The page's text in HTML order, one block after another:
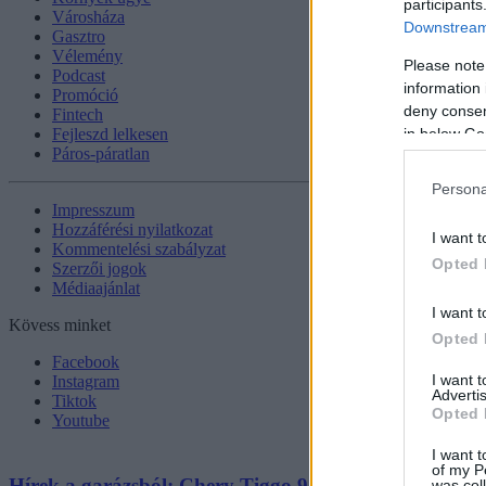
Please
information
deny
in below
I want
Opted
I want
Opted
I want
Opted
I want
of my
Városháza
Gasztro
Vélemény
Podcast
Promóció
Fintech
Fejleszd lelkesen
Páros-páratlan
Impresszum
Hozzáférési nyilatkozat
Kommentelési szabályzat
Szerzői jogok
Médiaajánlat
Kövess minket
Facebook
Instagram
Tiktok
Youtube